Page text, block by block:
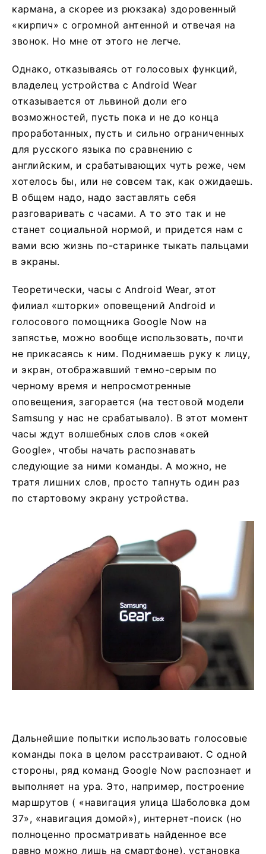
кармана, а скорее из рюкзака) здоровенный
«кирпич» с огромной антенной и отвечая на
звонок. Но мне от этого не легче.
Однако, отказываясь от голосовых функций,
владелец устройства с Android Wear
отказывается от львиной доли его
возможностей, пусть пока и не до конца
проработанных, пусть и сильно ограниченных
для русского языка по сравнению с
английским, и срабатывающих чуть реже, чем
хотелось бы, или не совсем так, как ожидаешь.
В общем надо, надо заставлять себя
разговаривать с часами. А то это так и не
станет социальной нормой, и придется нам с
вами всю жизнь по-старинке тыкать пальцами
в экраны.
Теоретически, часы с Android Wear, этот
филиал «шторки» оповещений Android и
голосового помощника Google Now на
запястье, можно вообще использовать, почти
не прикасаясь к ним. Поднимаешь руку к лицу,
и экран, отображавший темно-серым по
черному время и непросмотренные
оповещения, загорается (на тестовой модели
Samsung у нас не срабатывало). В этот момент
часы ждут волшебных слов слов «окей
Google», чтобы начать распознавать
следующие за ними команды. А можно, не
тратя лишних слов, просто тапнуть один раз
по стартовому экрану устройства.
Дальнейшие попытки использовать голосовые
команды пока в целом расстраивают. С одной
стороны, ряд команд Google Now распознает и
выполняет на ура. Это, например, построение
маршрутов ( «навигация улица Шаболовка дом
37», «навигация домой»), интернет-поиск (но
полноценно просматривать найденное все
равно можно лишь на смартфоне), установка